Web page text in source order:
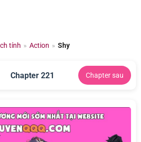
tính » Action » Shy
Chapter 221 Chapter sau